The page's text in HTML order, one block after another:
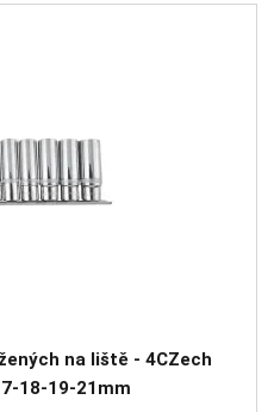
na liště - 4CZech
18-19-21mm